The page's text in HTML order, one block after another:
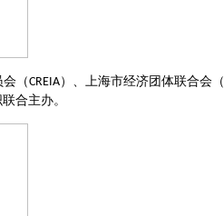
（CREIA）、上海市经济团体联合会（
合主办。